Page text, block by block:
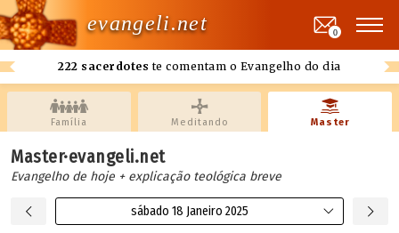
evangeli.net
222 sacerdotes te comentam o Evangelho do dia
0
Família Meditando Master
Master·evangeli.net
Evangelho de hoje + explicação teológica breve
sábado 18 Janeiro 2025